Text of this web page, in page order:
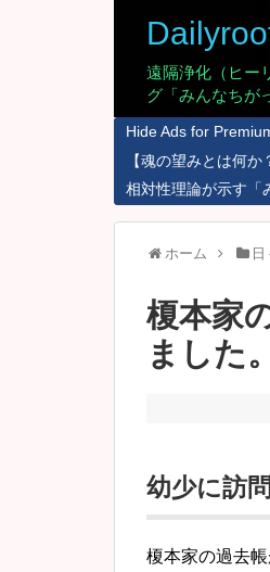
遠隔浄化（ヒー
グ「みんなちが
Hide Ads for
【魂の望みとは何
相対性理論が示す「
ホーム
榎本家
ました。
幼少に訪
榎本家の過去